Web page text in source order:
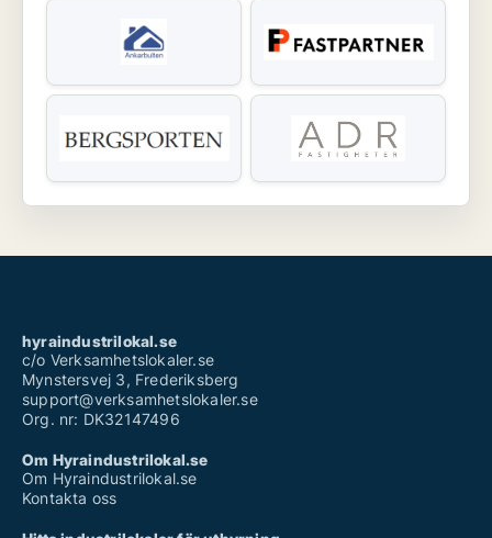
hyraindustrilokal.se
c/o Verksamhetslokaler.se
Mynstersvej 3, Frederiksberg
support@verksamhetslokaler.se
Org. nr: DK32147496
Om Hyraindustrilokal.se
Om Hyraindustrilokal.se
Kontakta oss